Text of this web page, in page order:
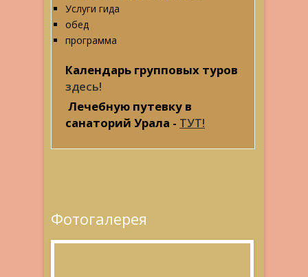
Услуги гида
обед
программа
Календарь групповых туров
здесь!
Лечебную путевку в
санаторий Урала - ТУТ!
Фотогалерея